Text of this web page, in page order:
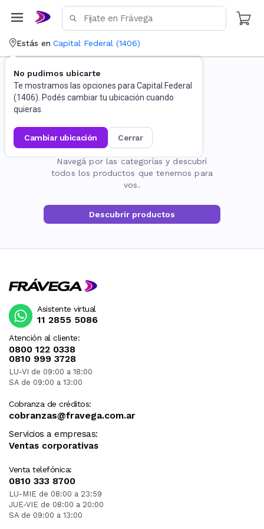
Estás en Capital Federal (1406)
No pudimos ubicarte
Te mostramos las opciones para Capital Federal
(1406). Podés cambiar tu ubicación cuando
quieras.
cambiar ubicación cerrar
La página no existe
Navegá por las categorías y descubrí
todos los productos que tenemos para
vos.
Descubrir productos
Atención al cliente:
0800 122 0338
0810 999 3728
LU-VI de 09:00 a 18:00
SA de 09:00 a 13:00
Cobranza de créditos:
cobranzas@fravega.com.ar
Servicios a empresas:
Ventas corporativas
Venta telefónica:
0810 333 8700
LU-MIE de 08:00 a 23:59
JUE-VIE de 08:00 a 20:00
SA de 09:00 a 13:00
Asistente virtual
11 2855 5086